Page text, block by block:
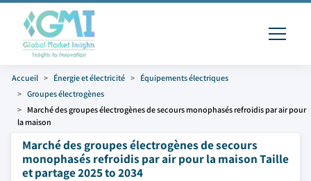
Accueil Énergie et électricité
Équipements électriques
Groupes électrogènes
Marché des groupes électrogènes de secours monophasés refroidis par air pour
la maison
Marché des groupes électrogènes de secours
monophasés refroidis par air pour la maison Taille
et partage 2025 to 2034